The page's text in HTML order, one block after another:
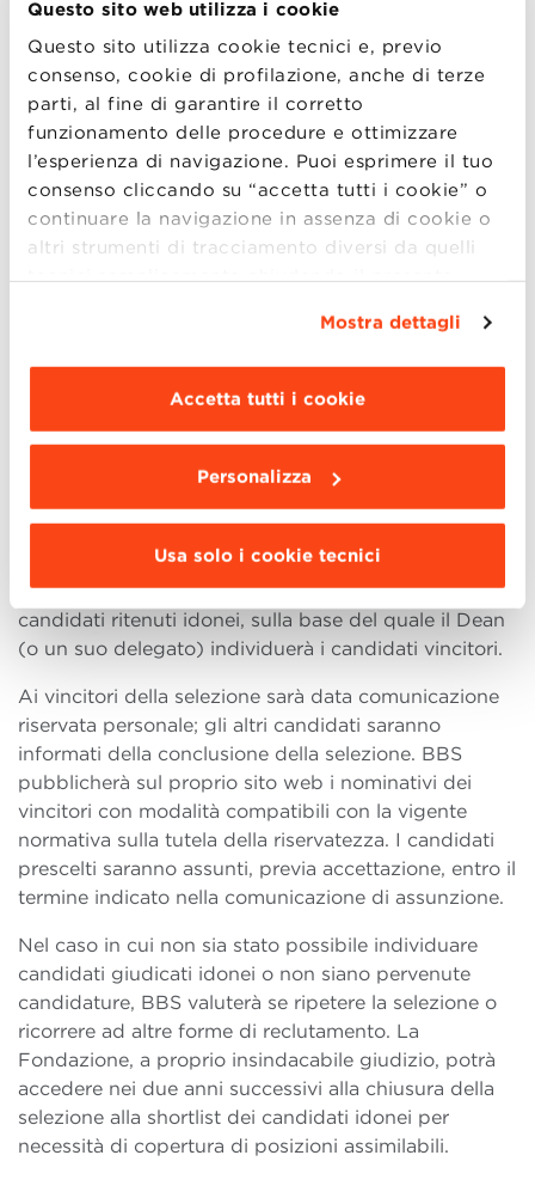
Questo sito web utilizza i cookie
Questo sito utilizza cookie tecnici e, previo
consenso, cookie di profilazione, anche di terze
parti, al fine di garantire il corretto
funzionamento delle procedure e ottimizzare
l’esperienza di navigazione. Puoi esprimere il tuo
consenso cliccando su “accetta tutti i cookie” o
continuare la navigazione in assenza di cookie o
altri strumenti di tracciamento diversi da quelli
tecnici semplicemente chiudendo il presente
Dettagli ”. Per
modificare le impostazioni di navigazione e
scegliere le funzionalità, le terze parti e i cookie
Mostra dettagli
Accetta tutti i cookie
Personalizza
Usa solo i cookie tecnici
personale.
Costituisce requisito preferenziale l’aver avuto
almeno 1 anno di esperienza di lavoro in una
Business School internazionale.
4. MODALITÀ DI
SELEZIONE
La Fondazione nomina un gruppo di valutazione che
presentati e attraverso uno o più colloqui. Ulteriori
eventuali modalità di selezione individuate dal
gruppo di valutazione (prove utili a valutare
motivazionali) saranno rese note ai partecipanti.
(a insindacabile giudizio del gruppo stesso)
comunicherà al Dean una short list composta dai
candidati ritenuti idonei, sulla base del quale il Dean
(o un suo delegato) individuerà i candidati vincitori.
Ai vincitori della selezione sarà data comunicazione
riservata personale; gli altri candidati saranno
informati della conclusione della selezione. BBS
pubblicherà sul proprio sito web i nominativi dei
vincitori con modalità compatibili con la vigente
normativa sulla tutela della riservatezza. I candidati
prescelti saranno assunti, previa accettazione, entro il
termine indicato nella comunicazione di assunzione.
Nel caso in cui non sia stato possibile individuare
candidati giudicati idonei o non siano pervenute
candidature, BBS valuterà se ripetere la selezione o
ricorrere ad altre forme di reclutamento. La
Fondazione, a proprio insindacabile giudizio, potrà
accedere nei due anni successivi alla chiusura della
selezione alla shortlist dei candidati idonei per
necessità di copertura di posizioni assimilabili.